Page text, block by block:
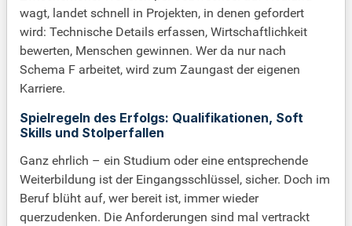
wagt, landet schnell in Projekten, in denen gefordert
wird: Technische Details erfassen, Wirtschaftlichkeit
bewerten, Menschen gewinnen. Wer da nur nach
Schema F arbeitet, wird zum Zaungast der eigenen
Karriere.
Spielregeln des Erfolgs: Qualifikationen, Soft
Skills und Stolperfallen
Ganz ehrlich – ein Studium oder eine entsprechende
Weiterbildung ist der Eingangsschlüssel, sicher. Doch im
Beruf blüht auf, wer bereit ist, immer wieder
querzudenken. Die Anforderungen sind mal vertrackt